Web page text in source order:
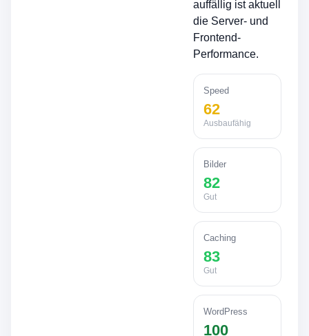
auffällig ist aktuell
die Server- und
Frontend-
Performance.
Speed
62
Ausbaufähig
Bilder
82
Gut
Caching
83
Gut
WordPress
100